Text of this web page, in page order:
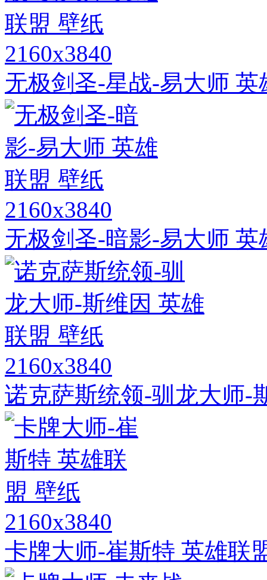
2160x3840
无极剑圣-星战-易大师 英
2160x3840
无极剑圣-暗影-易大师 英
2160x3840
诺克萨斯统领-驯龙大师-
2160x3840
卡牌大师-崔斯特 英雄联